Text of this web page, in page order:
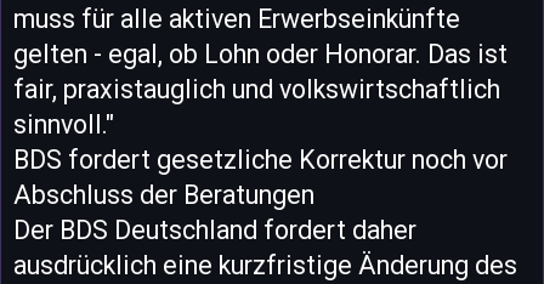
muss für alle aktiven Erwerbseinkünfte
gelten - egal, ob Lohn oder Honorar. Das ist
fair, praxistauglich und volkswirtschaftlich
sinnvoll."
BDS fordert gesetzliche Korrektur noch vor
Abschluss der Beratungen
Der BDS Deutschland fordert daher
ausdrücklich eine kurzfristige Änderung des